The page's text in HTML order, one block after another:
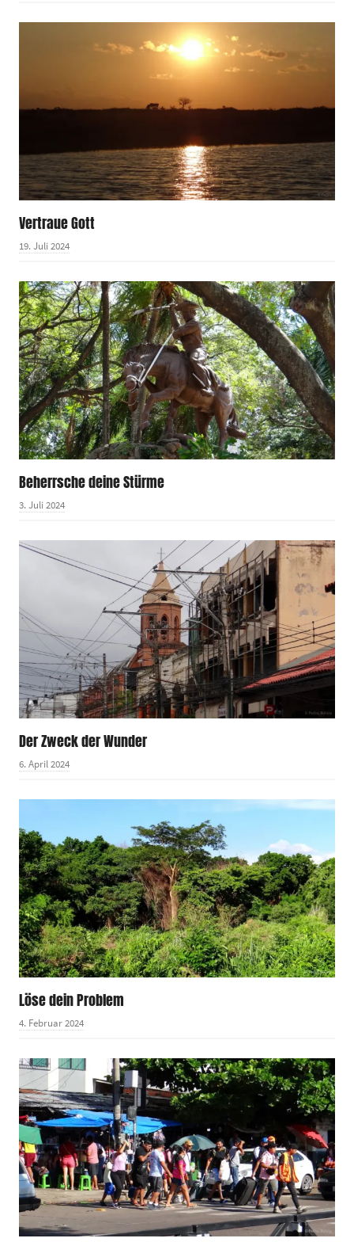
Vertraue Gott
19. Juli 2024
Beherrsche deine Stürme
3. Juli 2024
Der Zweck der Wunder
6. April 2024
Löse dein Problem
4. Februar 2024